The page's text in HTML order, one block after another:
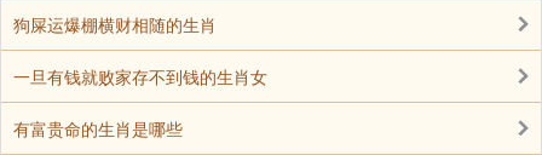
驼色：
经典而稳重，如同沙漠中的骆驼，坚韧而耐久。这
狗屎运爆棚横财相随的生肖
一旦有钱就败家存不到钱的生肖女
有富贵命的生肖是哪些